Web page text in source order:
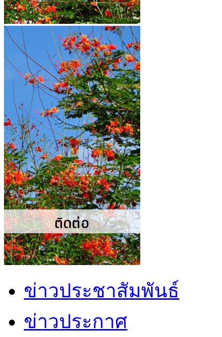
ข่าวประชาสัมพันธ์
ข่าวประกาศ